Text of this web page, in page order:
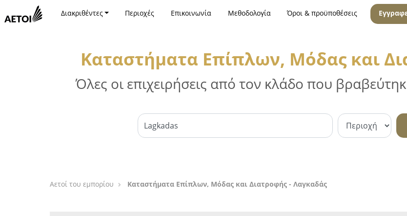
Διακριθέντες Περιοχές Επικοινωνία Μεθοδολογία Όροι & προϋποθέσεις
Καταστήματα Επίπλων, Μόδας και
Όλες οι επιχειρήσεις από τον κλάδο που
Αετοί του εμπορίου Καταστήματα Επίπλων, Μόδας και Διατροφής - Λαγκαδάς